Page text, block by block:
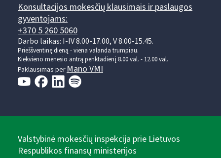
Konsultacijos mokesčių klausimais ir paslaugos
gyventojams:
+370 5 260 5060
Darbo laikas: I-IV 8.00-17.00, V 8.00-15.45.
Prieššventinę dieną - viena valanda trumpiau.
Kiekvieno mėnesio antrą penktadienį 8.00 val. - 12.00 val.
Paklausimas per Mano VMI
Valstybinė mokesčių inspekcija prie Lietuvos
Respublikos finansų ministerijos